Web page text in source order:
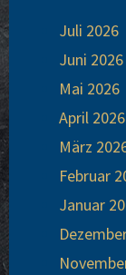
Juli 2026
Juni 2026
Mai 2026
April 2026
März
Febru­ar
Janu­ar